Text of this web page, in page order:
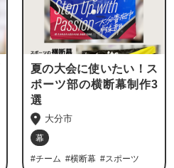
夏の大会に使いたい！ス
ポーツ部の横断幕制作3
選
大分市
幕
#チーム #横断幕 #スポーツ